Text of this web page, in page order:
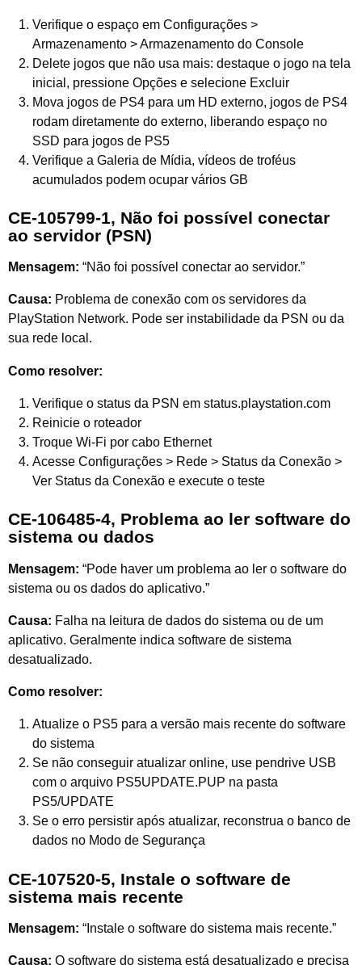
Verifique o espaço em Configurações >
Armazenamento > Armazenamento do Console
Delete jogos que não usa mais: destaque o jogo na tela
inicial, pressione Opções e selecione Excluir
Mova jogos de PS4 para um HD externo, jogos de PS4
rodam diretamente do externo, liberando espaço no
SSD para jogos de PS5
Verifique a Galeria de Mídia, vídeos de troféus
acumulados podem ocupar vários GB
CE-105799-1, Não foi possível conectar
ao servidor (PSN)
Mensagem: “Não foi possível conectar ao servidor.”
Causa: Problema de conexão com os servidores da
PlayStation Network. Pode ser instabilidade da PSN ou da
sua rede local.
Como resolver:
Verifique o status da PSN em status.playstation.com
Reinicie o roteador
Troque Wi-Fi por cabo Ethernet
Acesse Configurações > Rede > Status da Conexão >
Ver Status da Conexão e execute o teste
CE-106485-4, Problema ao ler software do
sistema ou dados
Mensagem: “Pode haver um problema ao ler o software do
sistema ou os dados do aplicativo.”
Causa: Falha na leitura de dados do sistema ou de um
aplicativo. Geralmente indica software de sistema
desatualizado.
Como resolver:
Atualize o PS5 para a versão mais recente do software
do sistema
Se não conseguir atualizar online, use pendrive USB
com o arquivo PS5UPDATE.PUP na pasta
PS5/UPDATE
Se o erro persistir após atualizar, reconstrua o banco de
dados no Modo de Segurança
CE-107520-5, Instale o software de
sistema mais recente
Mensagem: “Instale o software do sistema mais recente.”
Causa: O software do sistema está desatualizado e precisa